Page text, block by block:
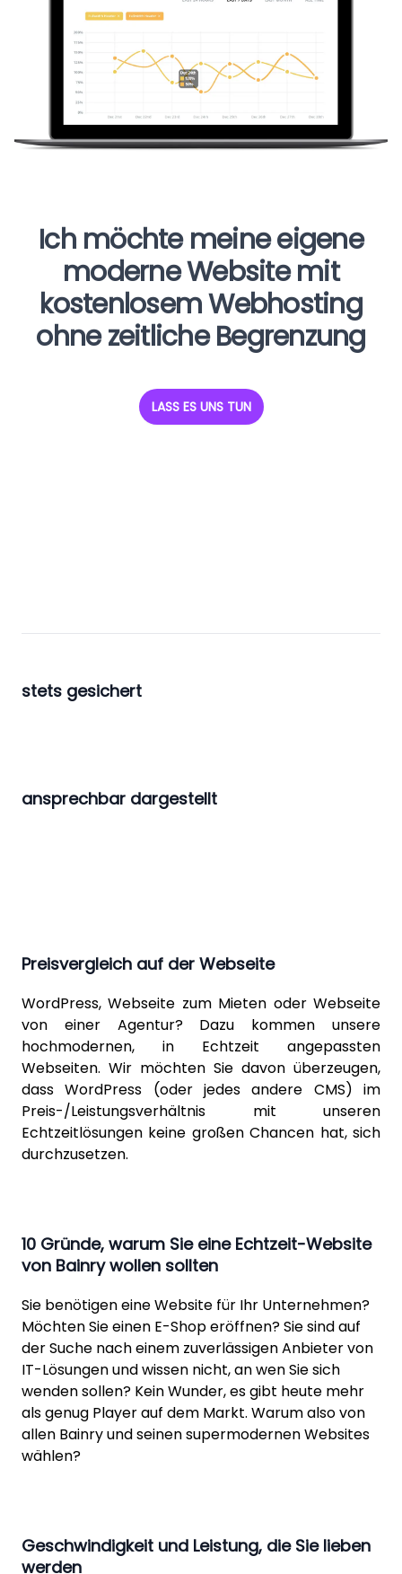
Ich möchte meine eigene
moderne Website mit
kostenlosem Webhosting
ohne zeitliche Begrenzung
LASS ES UNS TUN
stets gesichert
ansprechbar dargestellt
Preisvergleich auf der Webseite
WordPress, Webseite zum Mieten oder Webseite
von einer Agentur? Dazu kommen unsere
hochmodernen, in Echtzeit angepassten
Webseiten. Wir möchten Sie davon überzeugen,
dass WordPress (oder jedes andere CMS) im
Preis-/Leistungsverhältnis mit unseren
Echtzeitlösungen keine großen Chancen hat, sich
durchzusetzen.
10 Gründe, warum Sie eine Echtzeit-Website
von Bainry wollen sollten
Sie benötigen eine Website für Ihr Unternehmen?
Möchten Sie einen E-Shop eröffnen? Sie sind auf
der Suche nach einem zuverlässigen Anbieter von
IT-Lösungen und wissen nicht, an wen Sie sich
wenden sollen? Kein Wunder, es gibt heute mehr
als genug Player auf dem Markt. Warum also von
allen Bainry und seinen supermodernen Websites
wählen?
Geschwindigkeit und Leistung, die Sie lieben
werden